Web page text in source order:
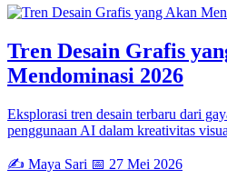
Tren Desain Grafis
Mendominasi 2026
Eksplorasi tren desain terbaru dari
penggunaan AI dalam kreativitas
✍️ Maya Sari 📅 27 Mei 2026